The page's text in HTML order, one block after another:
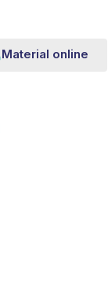
Material online